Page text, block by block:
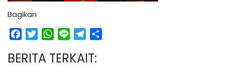
Bagikan
Facebook
TwitterWhatsApp
Line Telegram
BERITA TERKAIT: